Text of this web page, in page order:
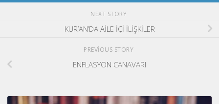
NEXT STORY
KUR’AN’DA AİLE İÇİ İLİŞKİLER
PREVIOUS STORY
ENFLASYON CANAVARI